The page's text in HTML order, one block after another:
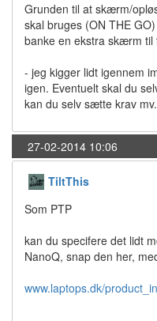
Grunden til at skærm/
skal bruges (ON THE
banke en ekstra skærm til
- jeg kigger lidt igennem
igen. Eventuelt skal du
kan du selv sætte krav mv.
27-02-2014 10:06
TiltThis
Som PTP
kan du specifere det lidt
NanoQ, snap den her,
www.laptops.dk/